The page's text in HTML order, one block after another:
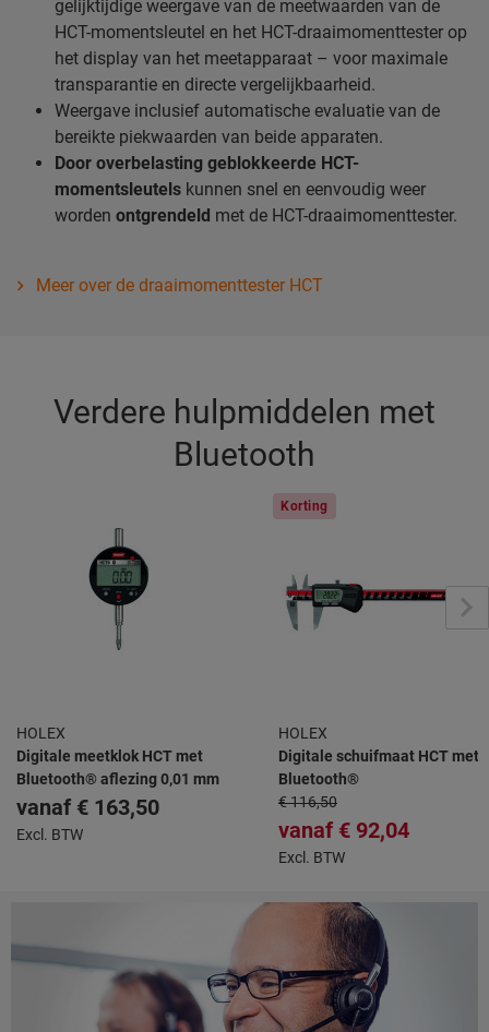
gelijktijdige weergave van de meetwaarden van de
HCT-momentsleutel en het HCT-draaimomenttester op
het display van het meetapparaat – voor maximale
transparantie en directe vergelijkbaarheid.
Weergave inclusief automatische evaluatie van de
bereikte piekwaarden van beide apparaten.
Door overbelasting geblokkeerde HCT-
momentsleutels kunnen snel en eenvoudig weer
worden ontgrendeld met de HCT-draaimomenttester.
Meer over de draaimomenttester HCT
Verdere hulpmiddelen met
Bluetooth
HOLEX
Digitale meetklok HCT met
Bluetooth® aflezing 0,01 mm
vanaf € 163,50
Excl. BTW
Korting
HOLEX
Digitale schuifmaat HCT met
Bluetooth®
€ 116,50
vanaf € 92,04
Excl. BTW